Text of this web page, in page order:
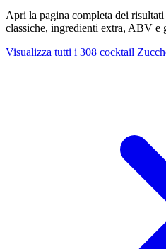
Apri la pagina completa dei
classiche, ingredienti extra, ABV e
Visualizza tutti i 308 cocktail